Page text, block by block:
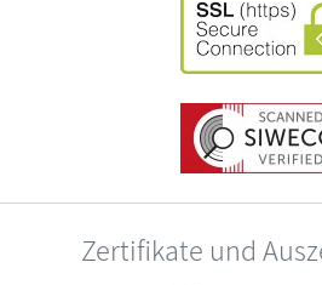
Zertifikate und